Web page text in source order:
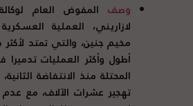
وصف المفوض العام
لازاريني، العملية
أطول وأكثر العمليات
المحتلة منذ الانتفاضة
تهجير عشرات الآلاف، مع